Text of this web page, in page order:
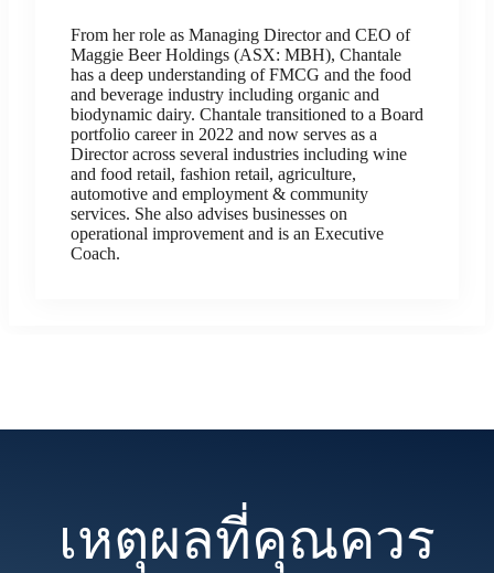
From her role as Managing Director and CEO of
Maggie Beer Holdings (ASX: MBH), Chantale
has a deep understanding of FMCG and the food
and beverage industry including organic and
biodynamic dairy. Chantale transitioned to a Board
portfolio career in 2022 and now serves as a
Director across several industries including wine
and food retail, fashion retail, agriculture,
automotive and employment & community
services. She also advises businesses on
operational improvement and is an Executive
Coach.
เหตุผลที่คุณควร